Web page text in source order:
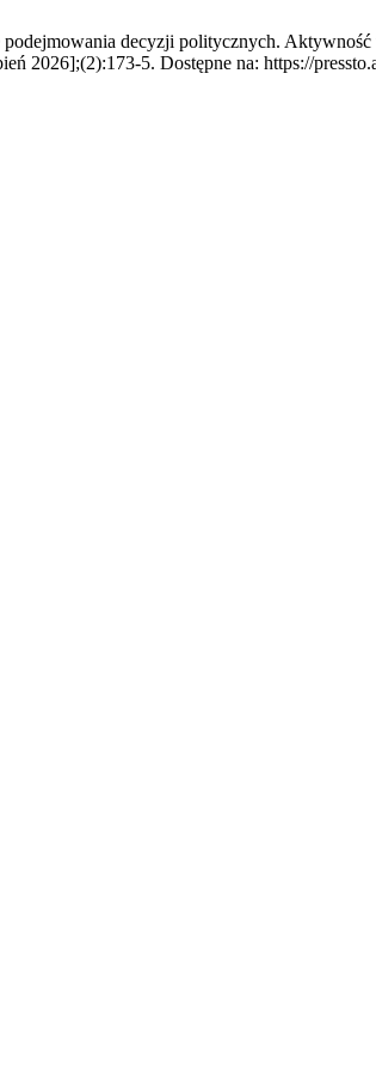
decyzji politycznych.
2026];(2):173-5. Dostępne na: https://